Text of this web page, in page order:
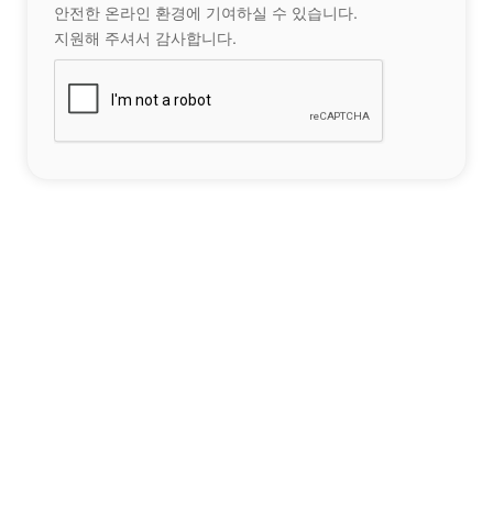
안전한 온라인 환경에 기여하실 수 있습니다.
지원해 주셔서 감사합니다.